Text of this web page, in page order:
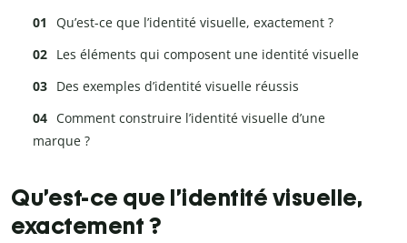
Qu’est-ce que l’identité visuelle, exactement ?
Les éléments qui composent une identité visuelle
Des exemples d’identité visuelle réussis
Comment construire l’identité visuelle d’une
marque ?
Qu’est-ce que l’identité visuelle,
exactement ?